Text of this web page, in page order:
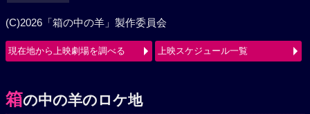
(C)2026「箱の中の羊」製作委員会
現在地から上映劇場を調べる 上映スケジュール一覧
箱の中の羊のロケ地